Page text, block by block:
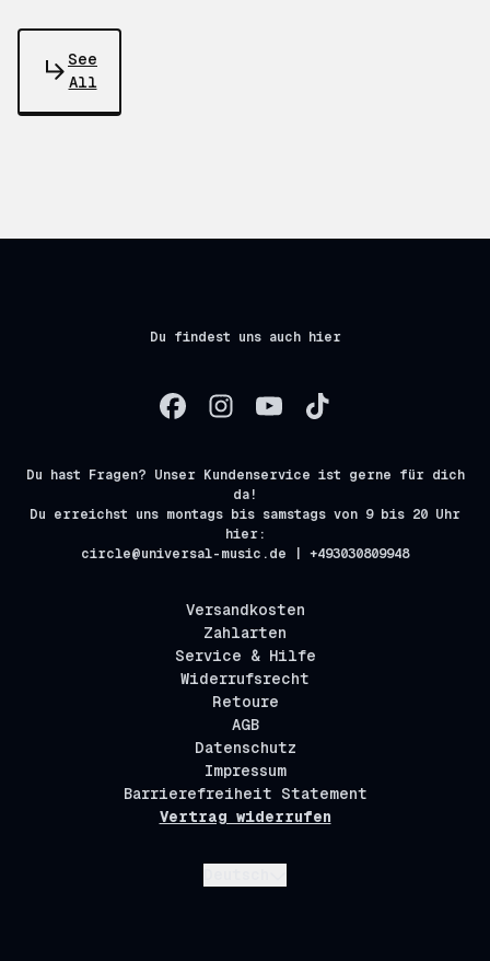
See
All
Du findest uns auch hier
Du hast Fragen? Unser Kundenservice ist gerne für dich
da!
Du erreichst uns montags bis samstags von 9 bis 20 Uhr
hier:
circle@universal-music.de | +493030809948
Versandkosten
Zahlarten
Service & Hilfe
Widerrufsrecht
Retoure
AGB
Datenschutz
Impressum
Barrierefreiheit Statement
Vertrag widerrufen